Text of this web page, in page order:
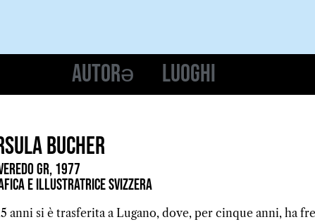
Autorə Luoghi
Bucher
GR, 1977
e illustratrice svizzera
anni si è trasferita a Lugano, dove, per cinque anni, ha